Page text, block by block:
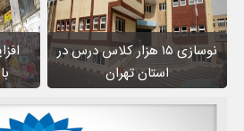
نوسازی ۱۵ هزار کلاس درس در
استان تهران